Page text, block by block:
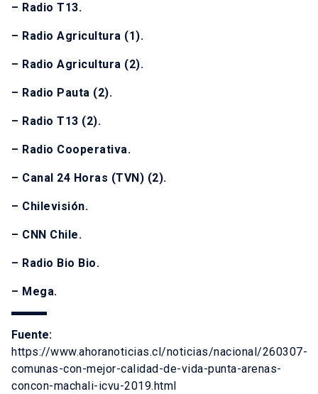
– Radio T13.
– Radio Agricultura (1).
– Radio Agricultura (2).
– Radio Pauta (2).
– Radio T13 (2).
– Radio Cooperativa.
– Canal 24 Horas (TVN) (2).
– Chilevisión.
– CNN Chile.
– Radio Bio Bio.
– Mega.
Fuente:
https://www.ahoranoticias.cl/noticias/nacional/260307-
comunas-con-mejor-calidad-de-vida-punta-arenas-
concon-machali-icvu-2019.html